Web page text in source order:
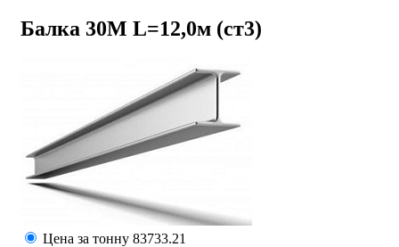
Балка 30М L=12,0м (ст3)
Цена за тонну 83733.21